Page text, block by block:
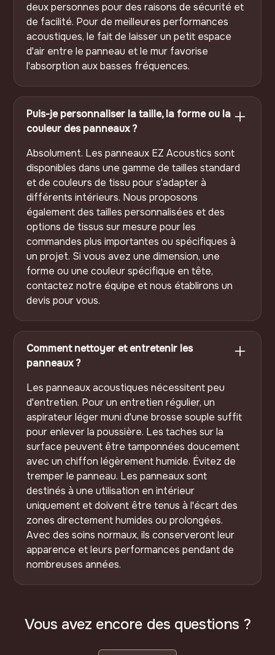
deux personnes pour des raisons de sécurité et
de facilité. Pour de meilleures performances
acoustiques, le fait de laisser un petit espace
d'air entre le panneau et le mur favorise
l'absorption aux basses fréquences.
Puis-je personnaliser la taille, la forme ou la
couleur des panneaux ?
Absolument. Les panneaux EZ Acoustics sont
disponibles dans une gamme de tailles standard
et de couleurs de tissu pour s'adapter à
différents intérieurs. Nous proposons
également des tailles personnalisées et des
options de tissus sur mesure pour les
commandes plus importantes ou spécifiques à
un projet. Si vous avez une dimension, une
forme ou une couleur spécifique en tête,
contactez notre équipe et nous établirons un
devis pour vous.
Comment nettoyer et entretenir les
panneaux ?
Les panneaux acoustiques nécessitent peu
d'entretien. Pour un entretien régulier, un
aspirateur léger muni d'une brosse souple suffit
pour enlever la poussière. Les taches sur la
surface peuvent être tamponnées doucement
avec un chiffon légèrement humide. Évitez de
tremper le panneau. Les panneaux sont
destinés à une utilisation en intérieur
uniquement et doivent être tenus à l'écart des
zones directement humides ou prolongées.
Avec des soins normaux, ils conserveront leur
apparence et leurs performances pendant de
nombreuses années.
Vous avez encore des questions ?